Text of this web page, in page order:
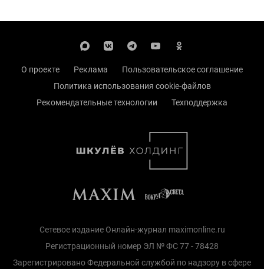
О проекте Реклама
Пользовательское соглашение
Политика использования cookie-файлов
Рекомендательные технологии
Техподдержка
Сетевое издание Онлайн-журнал maximonline.ru
Регистрационный номер ЭЛ № ФС 77 - 78428
Зарегистрировано Федеральной службой по надзору в сфере